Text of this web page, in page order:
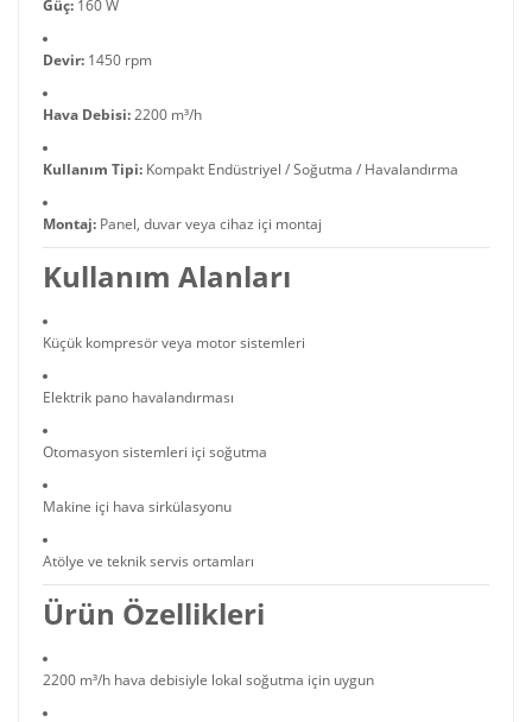
Güç: 160 W
Devir: 1450 rpm
Hava Debisi:2200 m³/h
Kullanım Tipi: Kompakt Endüstriyel / Soğutma / Havalandırma
Montaj: Panel, duvar veya cihaz içi montaj
Kullanım Alanları
Küçük kompresör veya motor sistemleri
Elektrik pano havalandırması
Otomasyon sistemleri içi soğutma
Makine içi hava sirkülasyonu
Atölye ve teknik servis ortamları
Ürün Özellikleri
2200 m³/h hava debisiyle lokal soğutma için uygun